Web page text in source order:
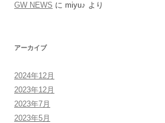
GW NEWS に miyu♪ より
アーカイブ
2024年12月
2023年12月
2023年7月
2023年5月